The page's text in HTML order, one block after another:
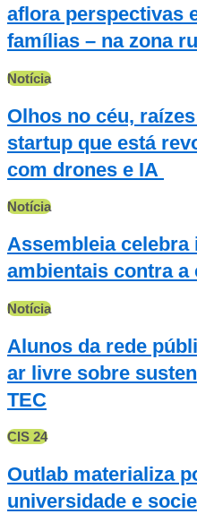
aflora perspectivas
famílias – na zona
Notícia
Olhos no céu,
startup que está
com drones e IA
Notícia
Assembleia celebra
ambientais contra
Notícia
Alunos da rede
ar livre sobre
TEC
CIS 24
Outlab materializa
universidade e